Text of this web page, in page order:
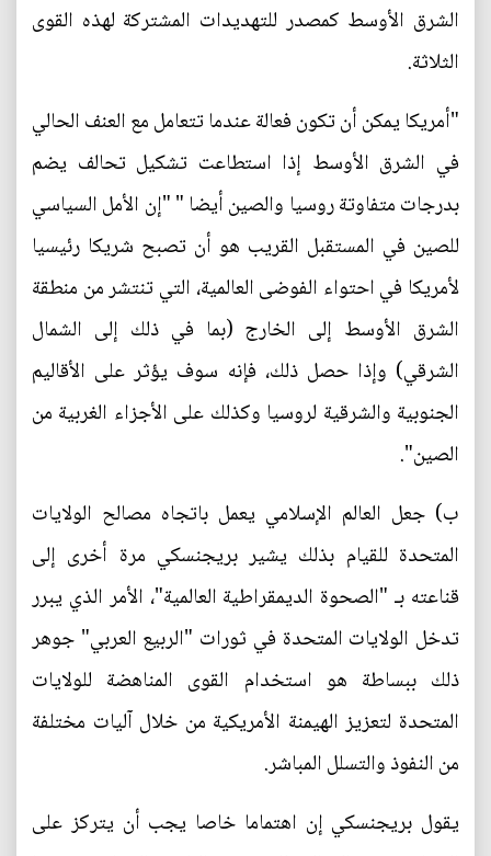
الشرق الأوسط كمصدر للتهديدات المشتركة لهذه القوى
الثلاثة.
"أمريكا يمكن أن تكون فعالة عندما تتعامل مع العنف الحالي
في الشرق الأوسط إذا استطاعت تشكيل تحالف يضم
بدرجات متفاوتة روسيا والصين أيضا " "إن الأمل السياسي
للصين في المستقبل القريب هو أن تصبح شريكا رئيسيا
لأمريكا في احتواء الفوضى العالمية، التي تنتشر من منطقة
الشرق الأوسط إلى الخارج (بما في ذلك إلى الشمال
الشرقي) وإذا حصل ذلك، فإنه سوف يؤثر على الأقاليم
الجنوبية والشرقية لروسيا وكذلك على الأجزاء الغربية من
الصين".
ب) جعل العالم الإسلامي يعمل باتجاه مصالح الولايات
المتحدة للقيام بذلك يشير بريجنسكي مرة أخرى إلى
قناعته بـ "الصحوة الديمقراطية العالمية"، الأمر الذي يبرر
تدخل الولايات المتحدة في ثورات "الربيع العربي" جوهر
ذلك ببساطة هو استخدام القوى المناهضة للولايات
المتحدة لتعزيز الهيمنة الأمريكية من خلال آليات مختلفة
من النفوذ والتسلل المباشر.
يقول بريجنسكي إن اهتماما خاصا يجب أن يتركز على